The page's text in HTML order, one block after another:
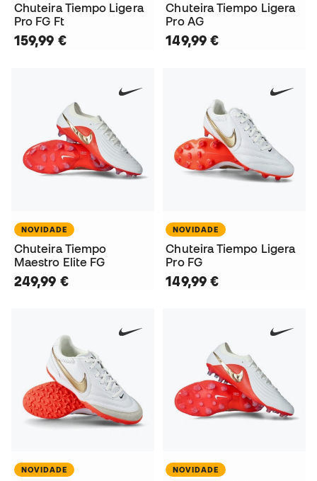
Chuteira Tiempo Ligera
Pro FG Ft
159,99 €
Chuteira Tiempo Ligera
Pro AG
149,99 €
NOVIDADE
Chuteira Tiempo
Maestro Elite FG
249,99 €
NOVIDADE
Chuteira Tiempo Ligera
Pro FG
149,99 €
NOVIDADE NOVIDADE